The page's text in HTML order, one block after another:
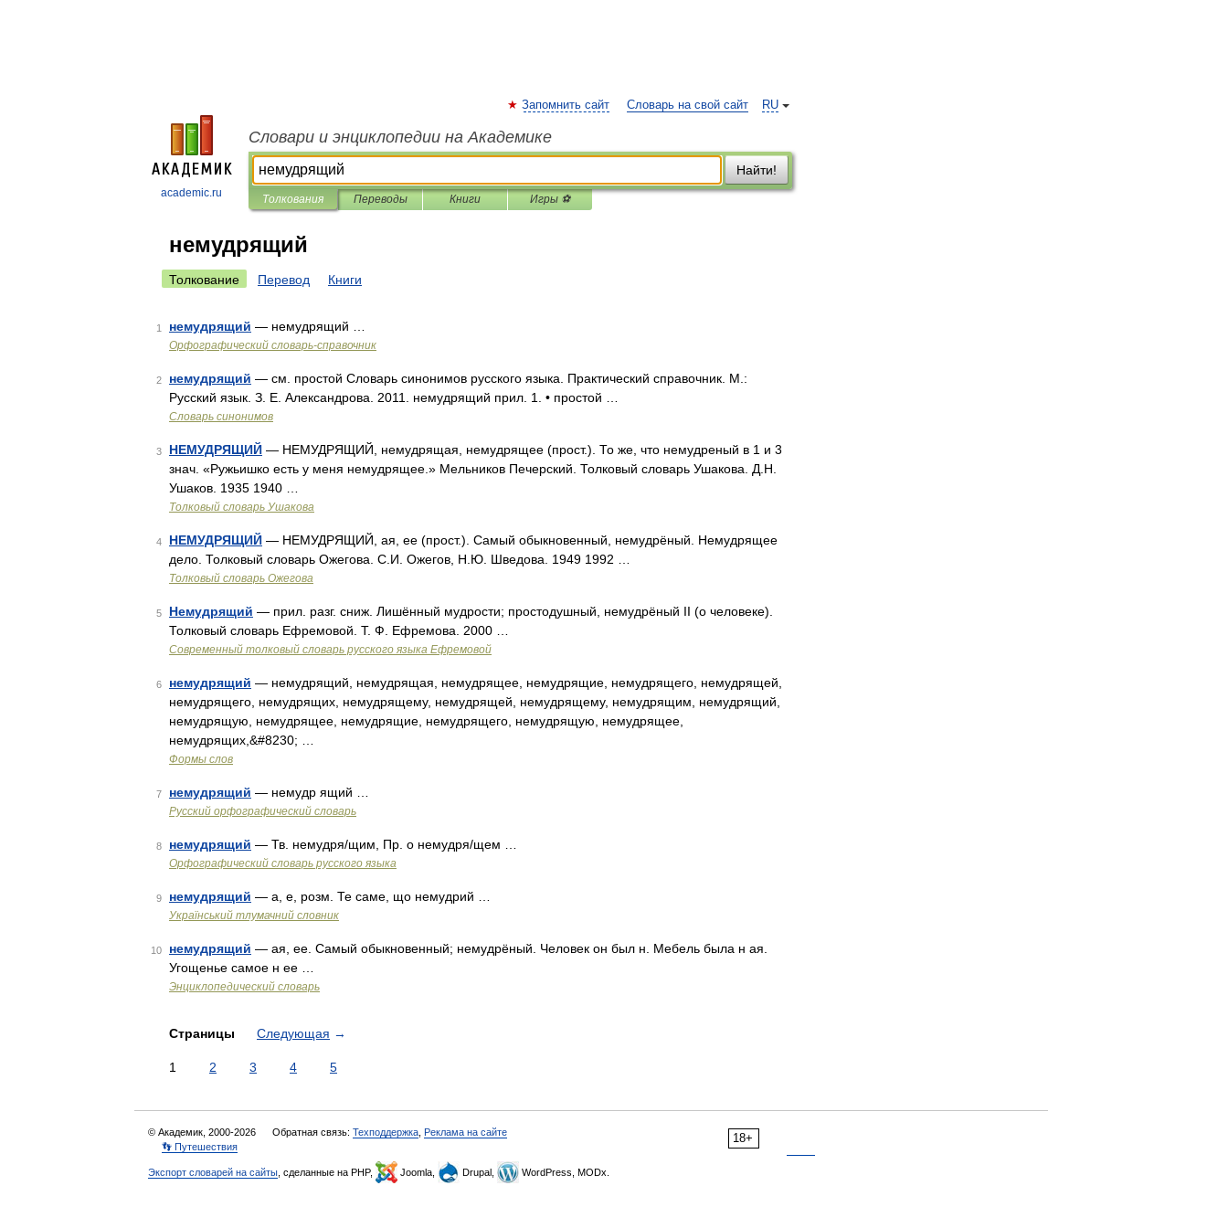
academic.ru
RU
Запомнить сайт Словарь на свой сайт
Словари и энциклопедии на Академике
Найти!
Толкования Переводы Книги Игры ⚽
немудрящий
Толкование Перевод Книги
1 немудрящий — немудрящий …
Орфографический словарь-справочник
2 немудрящий — см. простой Словарь синонимов русского языка. Практический справочник. М.:
Русский язык. З. Е. Александрова. 2011. немудрящий прил. 1. • простой …
Словарь синонимов
3 НЕМУДРЯЩИЙ — НЕМУДРЯЩИЙ, немудрящая, немудрящее (прост.). То же, что немудреный в 1 и 3
знач. «Ружьишко есть у меня немудрящее.» Мельников Печерский. Толковый словарь Ушакова. Д.Н.
Ушаков. 1935 1940 …
Толковый словарь Ушакова
4 НЕМУДРЯЩИЙ — НЕМУДРЯЩИЙ, ая, ее (прост.). Самый обыкновенный, немудрёный. Немудрящее
дело. Толковый словарь Ожегова. С.И. Ожегов, Н.Ю. Шведова. 1949 1992 …
Толковый словарь Ожегова
5 Немудрящий — прил. разг. сниж. Лишённый мудрости; простодушный, немудрёный II (о человеке).
Толковый словарь Ефремовой. Т. Ф. Ефремова. 2000 …
Современный толковый словарь русского языка Ефремовой
6 немудрящий — немудрящий, немудрящая, немудрящее, немудрящие, немудрящего, немудрящей,
немудрящего, немудрящих, немудрящему, немудрящей, немудрящему, немудрящим, немудрящий,
немудрящую, немудрящее, немудрящие, немудрящего, немудрящую, немудрящее,
немудрящих,&#8230; …
Формы слов
7 немудрящий — немудр ящий …
Русский орфографический словарь
8 немудрящий — Тв. немудря/щим, Пр. о немудря/щем …
Орфографический словарь русского языка
9 немудрящий — а, е, розм. Те саме, що немудрий …
Український тлумачний словник
10 немудрящий — ая, ее. Самый обыкновенный; немудрёный. Человек он был н. Мебель была н ая.
Угощенье самое н ее …
Энциклопедический словарь
Страницы Следующая →
1 2 3 4 5
18+
© Академик, 2000-2026 Обратная связь: Техподдержка Реклама на сайте
👣 Путешествия
Экспорт словарей на сайты , сделанные на PHP, Joomla, Drupal, WordPress, MODx.